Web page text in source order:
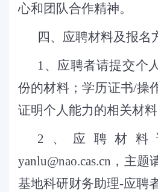
心和团队合作精神。
四、应聘材料及报名
1、应聘者请提交个
份的材料；学历证书/操
证明个人能力的相关材料
2 、应聘材料
yanlu@nao.cas.cn ，主题
基地科研财务助理-应聘